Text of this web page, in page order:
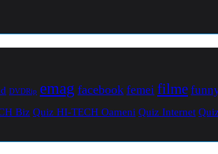
DVDRip emag facebook femei filme
Biz Quiz HI-TECH Oameni Quiz Internet